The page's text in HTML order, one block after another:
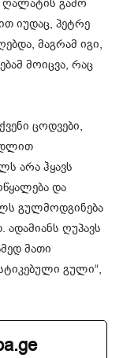
იუდაც, პეტრე
მაგრამ იგი,
მოიცვა, რაც
ცოდვები,
არა ჰყავს
და
გულმოდგინება
ღუპავს
მათი
გული“,